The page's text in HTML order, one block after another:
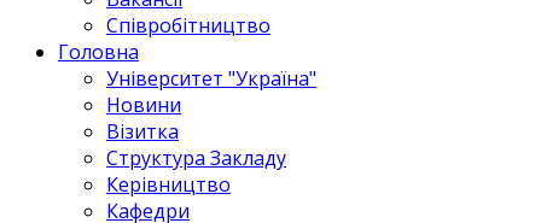
Співробітництво
Головна
Університет "Україна"
Новини
Візитка
Структура Закладу
Керівництво
Кафедри